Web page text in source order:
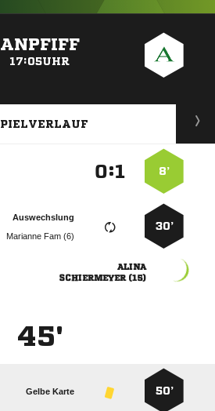
ANPFIFF
17:05UHR
8’
:
30’
Auswechslung
  

 
45'
50’
Gelbe Karte